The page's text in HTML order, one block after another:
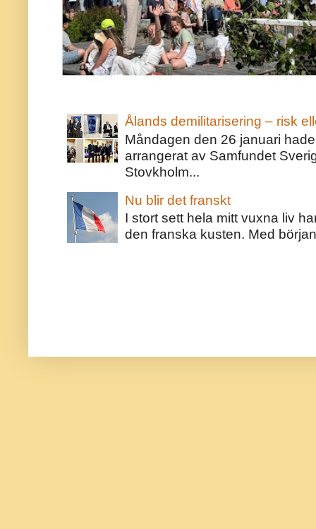
Ålands demilitarisering – risk
Måndagen den 26 januari
arrangerat av Samfundet
Stovkholm...
Nu blir det franskt
I stort sett hela mitt vuxna liv
den franska kusten. Med